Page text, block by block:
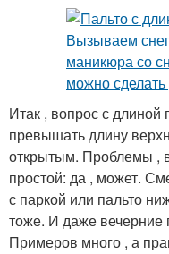
Итак , вопрос с
превышать длину
открытым. Проблемы ,
простой: да , может.
с паркой или пальто
тоже. И даже вечерние
Примеров много , а